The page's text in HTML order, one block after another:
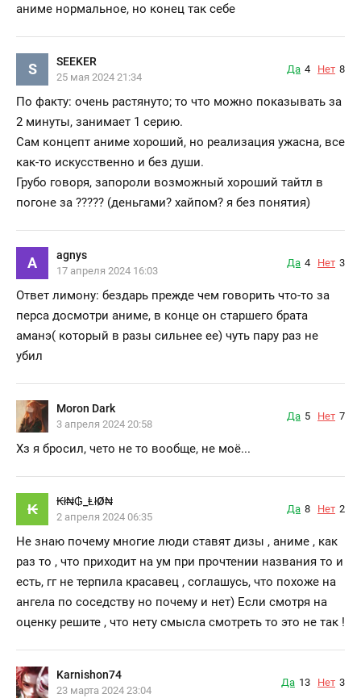
аниме нормальное, но конец так себе
S SEEKER
25 мая 2024 21:34
Да 4 Нет 8
По факту: очень растянуто; то что можно показывать за
2 минуты, занимает 1 серию.
Сам концепт аниме хороший, но реализация ужасна, все
как-то искусственно и без души.
Грубо говоря, запороли возможный хороший тайтл в
погоне за ????? (деньгами? хайпом? я без понятия)
A agnys
17 апреля 2024 16:03
Да 4 Нет 3
Ответ лимону: бездарь прежде чем говорить что-то за
перса досмотри аниме, в конце он старшего брата
аманэ( который в разы сильнее ее) чуть пару раз не
убил
Moron Dark
3 апреля 2024 20:58
Да 5 Нет 7
Хз я бросил, чето не то вообще, не моё...
₭ ₭ł₦₲_ⱠłØ₦
2 апреля 2024 06:35
Да 8 Нет 2
Не знаю почему многие люди ставят дизы , аниме , как
раз то , что приходит на ум при прочтении названия то и
есть, гг не терпила красавец , соглашусь, что похоже на
ангела по соседству но почему и нет) Если смотря на
оценку решите , что нету смысла смотреть то это не так !
Karnishon74
23 марта 2024 23:04
Да 13 Нет 3